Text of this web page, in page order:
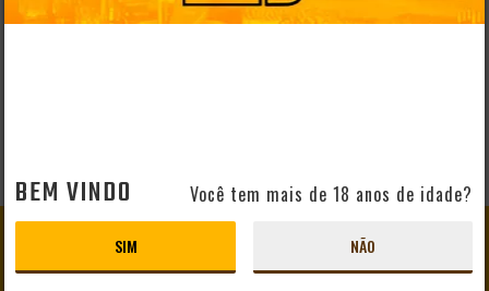
GANHE 10% DE DESCONTO
EM SEU PRIMEIRO PEDIDO
BEM VINDO Você tem mais de 18 anos de idade?
SIM NÃO